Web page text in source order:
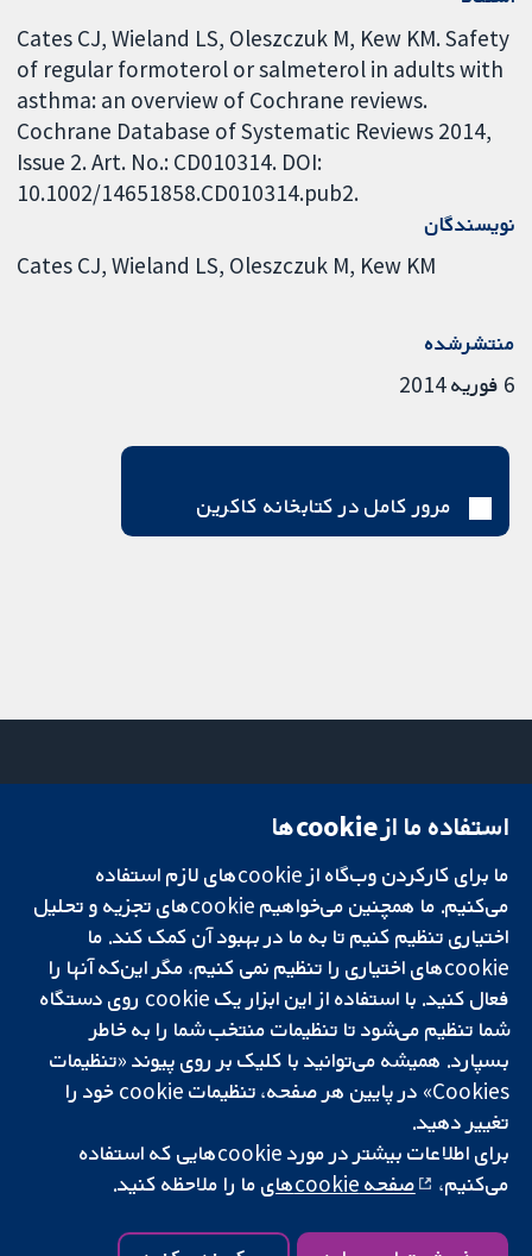
Cates CJ, Wieland LS, Oleszczuk M, Kew KM. Safety
of regular formoterol or salmeterol in adults with
asthma: an overview of Cochrane reviews.
Cochrane Database of Systematic Reviews 2014,
Issue 2. Art. No.: CD010314. DOI:
10.1002/14651858.CD010314.pub2.
نویسندگان
Cates CJ Wieland LS Oleszczuk M Kew KM
منتشرشده
6 فوریه 2014
مرور کامل در کتابخانه کاکرین
تحقیقات قابل
اعتماد.
تصمیم‌گیری آگاهانه.
سلامت بهتر.
میدان کاوندیش
لندن
W1G 0AN
بریتانیا
دفتر رسانه‌ای
درباره ما
فرصت‌های
شغلی
Cochrane
Library
شبکه همکاری کاکرین، یک مؤسسه خیریه (شماره 1045921) و یک شرکت با
و ولز است. شماره ثبت مالیات بر ارزش افزوده: GB 718 2127 49.
کپی‌رایت © ۲۰۲۵ همکاری کاکرین
شرایط و ضوابط وب‌سایت|سلب مسئولیت|حریم خصوصی
استفاده ما از cookie‌ها
ما برای کارکردن وب‌گاه از cookie‌های لازم استفاده
می‌کنیم. ما همچنین می‌خواهیم cookie‌های تجزیه و تحلیل
اختیاری تنظیم کنیم تا به ما در بهبود آن کمک کند. ما
cookie‌های اختیاری را تنظیم نمی کنیم، مگر این‌که آنها را
فعال کنید. با استفاده از این ابزار یک cookie‌ روی دستگاه
شما تنظیم می‌شود تا تنظیمات منتخب شما را به خاطر
بسپارد. همیشه می‌توانید با کلیک بر روی پیوند «تنظیمات
Cookies» در پایین هر صفحه، تنظیمات cookie‌ خود را
تغییر دهید.
برای اطلاعات بیشتر در مورد cookie‌هایی که استفاده
می‌کنیم،
صفحه cookie‌های ما را ملاحظه کنید.